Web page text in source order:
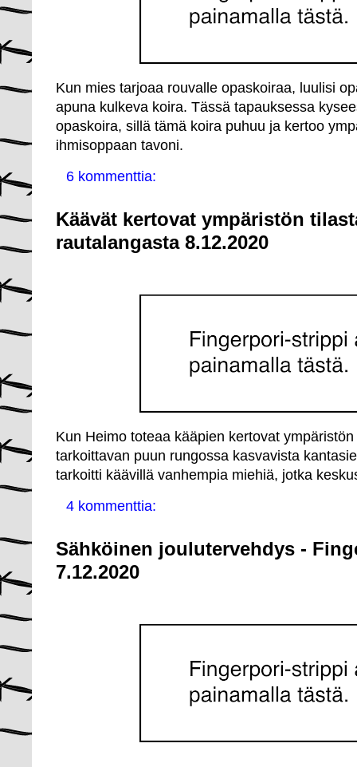
Kun mies tarjoaa rouvalle opaskoiraa, luulisi
apuna kulkeva koira. Tässä tapauksessa
opaskoira, sillä tämä koira puhuu ja kertoo
ihmisoppaan tavoni.
6 kommenttia:
Käävät kertovat ympäristön
rautalangasta 8.12.2020
Kun Heimo toteaa kääpien kertovat
tarkoittavan puun rungossa kasvavista
tarkoitti käävillä vanhempia miehiä, jotka
4 kommenttia:
Sähköinen joulutervehdys -
7.12.2020